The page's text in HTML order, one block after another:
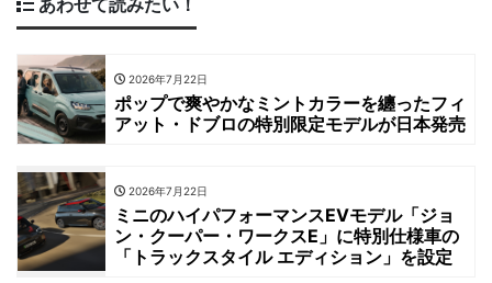
あわせて読みたい！
2026年7月22日
ポップで爽やかなミントカラーを纏ったフィ
アット・ドブロの特別限定モデルが日本発売
2026年7月22日
ミニのハイパフォーマンスEVモデル「ジョ
ン・クーパー・ワークスE」に特別仕様車の
「トラックスタイル エディション」を設定